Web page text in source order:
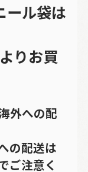
ール袋は
よりお買
外への配
の配送は
ご注意く